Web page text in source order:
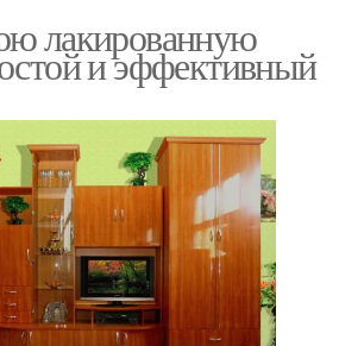
лакированную
и эффективный